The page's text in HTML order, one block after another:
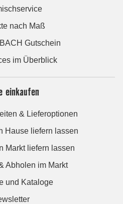
nach Maß
Gutschein
im Überblick
einkaufen
& Lieferoptionen
Hause liefern lassen
Markt liefern lassen
Abholen im Markt
und Kataloge